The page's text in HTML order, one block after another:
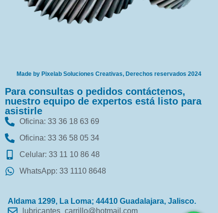
Made by Pixelab Soluciones Creativas, Derechos reservados 2024
Para consultas o pedidos contáctenos,
nuestro equipo de expertos está listo para
asistirle
Oficina: 33 36 18 63 69
Oficina: 33 36 58 05 34
Celular: 33 11 10 86 48
WhatsApp: 33 1110 8648
Aldama 1299, La Loma; 44410 Guadalajara, Jalisco.
lubricantes_carrillo@hotmail.com